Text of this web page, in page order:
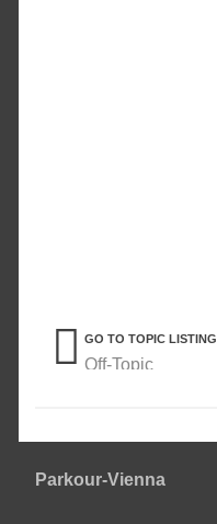
GO TO TOPIC LISTING
Off-Topic
Parkour-Vienna